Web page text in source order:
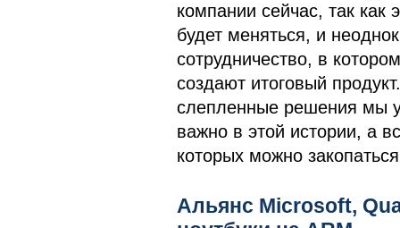
компании сейчас, так как
будет меняться, и
сотрудничество, в
создают итоговый
слепленные решения мы
важно в этой истории, а
которых можно
Альянс Microsoft,